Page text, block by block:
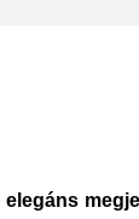
elegáns